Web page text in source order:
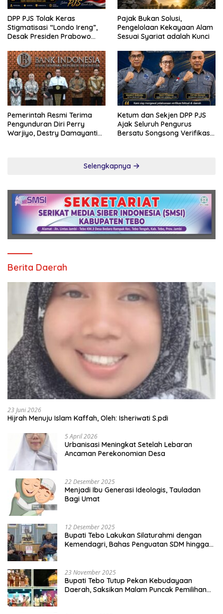
DPP PJS Tolak Keras
Stigmatisasi “Londo Ireng”,
Desak Presiden Prabowo
Maaf
Pajak Bukan Solusi,
Pengelolaan Kekayaan Alam
Sesuai Syariat adalah Kunci
Pemerintah Resmi Terima
Pengunduran Diri Perry
Warjiyo, Destry Damayanti
Ketum dan Sekjen DPP PJS
Ajak Seluruh Pengurus
Bersatu Songsong Verifikasi
Selengkapnya
Berita Daerah
23 Juni 2026
Hijrah Menuju Islam Kaffah, Oleh: Isheriwati S.pdi
5 April 2026
Urbanisasi Meningkat Setelah Lebaran
Ancaman Perekonomian Desa
22 Desember 2025
Menjadi Ibu Generasi Ideologis, Tauladan
Bagi Umat
12 Desember 2025
Bupati Tebo Lakukan Silaturahmi dengan
Kemendagri, Bahas Penguatan SDM hingga
23 November 2025
Bupati Tebo Tutup Pekan Kebudayaan
Daerah, Saksikan Malam Puncak Pemilihan